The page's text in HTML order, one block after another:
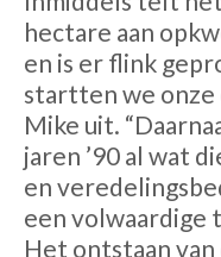
hectare aan
en is er flink
startten we onze
Mike uit.
jaren ’90 al wat
en
een volwaardige
Het ontstaan